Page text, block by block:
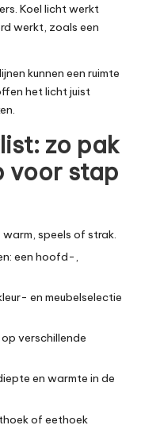
Koel licht werkt
werkt, zoals een
kunnen een ruimte
het licht juist
zo pak
voor stap
speels of strak.
een hoofd-,
en meubelselectie
verschillende
en warmte in de
of eethoek